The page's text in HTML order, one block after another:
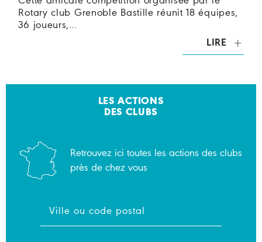
Rotary club Grenoble Bastille réunit 18 équipes,
36 joueurs,…
LIRE
LES ACTIONS
DES CLUBS
Retrouvez ici toutes les actions des clubs
près de chez vous